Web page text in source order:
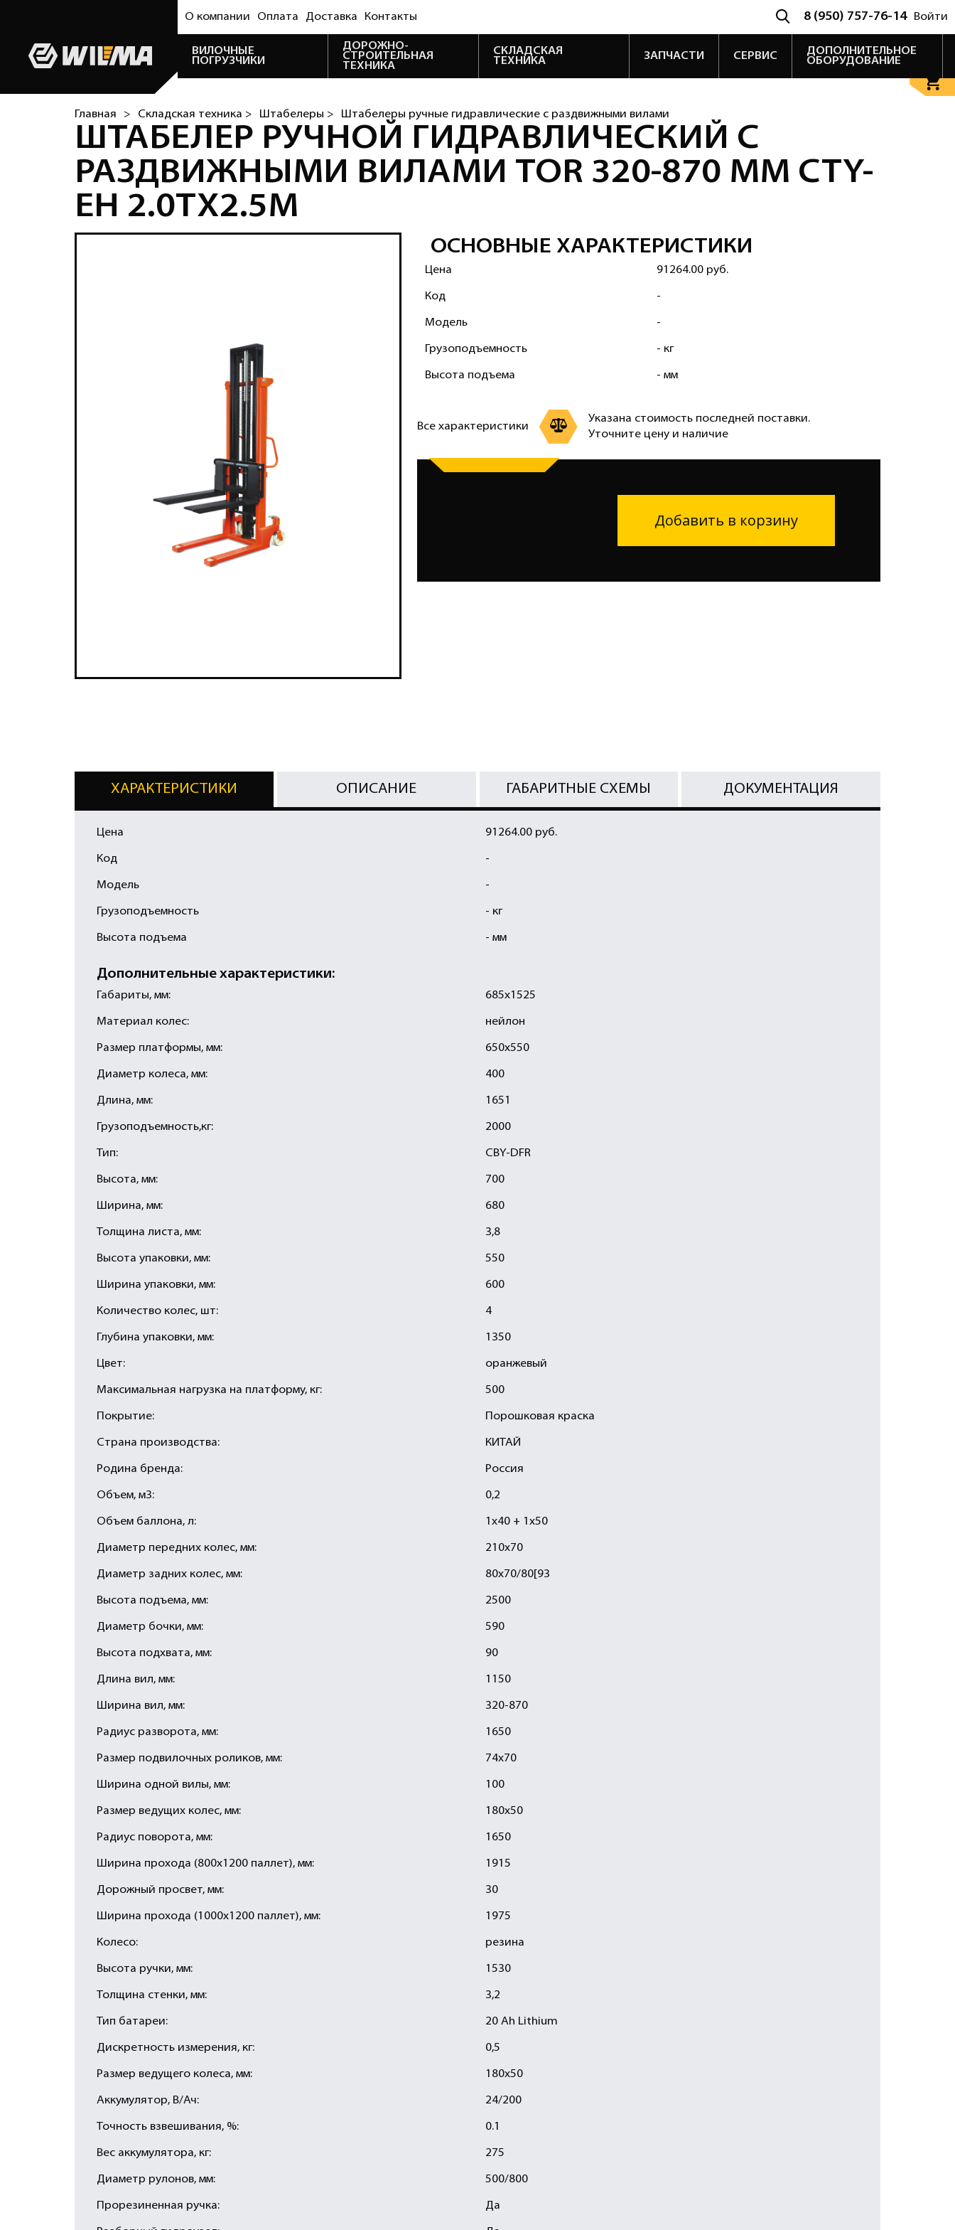
О компании Оплата Доставка Контакты 8 (950) 757-76-14 Войти
ВИЛОЧНЫЕ
ПОГРУЗЧИКИ
ДОРОЖНО-
СТРОИТЕЛЬНАЯ
ТЕХНИКА
СКЛАДСКАЯ
ТЕХНИКА
ЗАПЧАСТИ СЕРВИС
ДОПОЛНИТЕЛЬНОЕ
ОБОРУДОВАНИЕ
Главная > Складская техника > Штабелеры > Штабелеры ручные гидравлические с раздвижными вилами
ШТАБЕЛЕР РУЧНОЙ ГИДРАВЛИЧЕСКИЙ С
РАЗДВИЖНЫМИ ВИЛАМИ TOR 320-870 ММ CTY-
EH 2.0TX2.5M
ОСНОВНЫЕ ХАРАКТЕРИСТИКИ
Цена 91264.00 руб.
Код -
Модель -
Грузоподъемность - кг
Высота подъема - мм
Все характеристики
Указана стоимость последней поставки.
Уточните цену и наличие
Добавить в корзину
ХАРАКТЕРИСТИКИ ОПИСАНИЕ ГАБАРИТНЫЕ СХЕМЫ ДОКУМЕНТАЦИЯ
Цена 91264.00 руб.
Код -
Модель -
Грузоподъемность - кг
Высота подъема - мм
Дополнительные характеристики:
Габариты, мм: 685х1525
Материал колес: нейлон
Размер платформы, мм: 650х550
Диаметр колеса, мм: 400
Длина, мм: 1651
Грузоподъемность,кг: 2000
Тип: CBY-DFR
Высота, мм: 700
Ширина, мм: 680
Толщина листа, мм: 3,8
Высота упаковки, мм: 550
Ширина упаковки, мм: 600
Количество колес, шт: 4
Глубина упаковки, мм: 1350
Цвет: оранжевый
Максимальная нагрузка на платформу, кг: 500
Покрытие: Порошковая краска
Страна производства: КИТАЙ
Родина бренда: Россия
Объем, м3: 0,2
Объем баллона, л: 1х40 + 1х50
Диаметр передних колес, мм: 210х70
Диаметр задних колес, мм: 80х70/80[93
Высота подъема, мм: 2500
Диаметр бочки, мм: 590
Высота подхвата, мм: 90
Длина вил, мм: 1150
Ширина вил, мм: 320-870
Радиус разворота, мм: 1650
Размер подвилочных роликов, мм: 74х70
Ширина одной вилы, мм: 100
Размер ведущих колес, мм: 180х50
Радиус поворота, мм: 1650
Ширина прохода (800х1200 паллет), мм: 1915
Дорожный просвет, мм: 30
Ширина прохода (1000х1200 паллет), мм: 1975
Колесо: резина
Высота ручки, мм: 1530
Толщина стенки, мм: 3,2
Тип батареи: 20 Ah Lithium
Дискретность измерения, кг: 0,5
Размер ведущего колеса, мм: 180х50
Аккумулятор, В/Ач: 24/200
Точность взвешивания, %: 0.1
Вес аккумулятора, кг: 275
Диаметр рулонов, мм: 500/800
Прорезиненная ручка: Да